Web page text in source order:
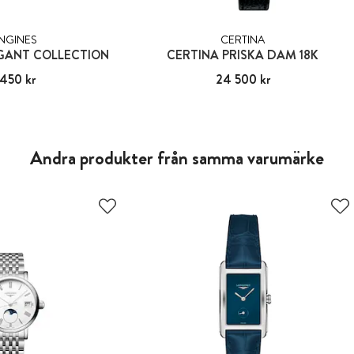
COLLECTION
450 kr
kr
CERTINA
CERTINA PRISKA DAM 18K
Pris:24 500 kr
24 500 kr
Andra produkter från samma varumärke